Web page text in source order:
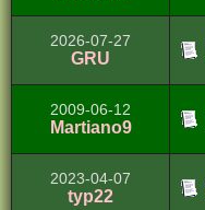
2026-07-27
GRU
2009-06-12
Martiano9
2023-04-07
typ22